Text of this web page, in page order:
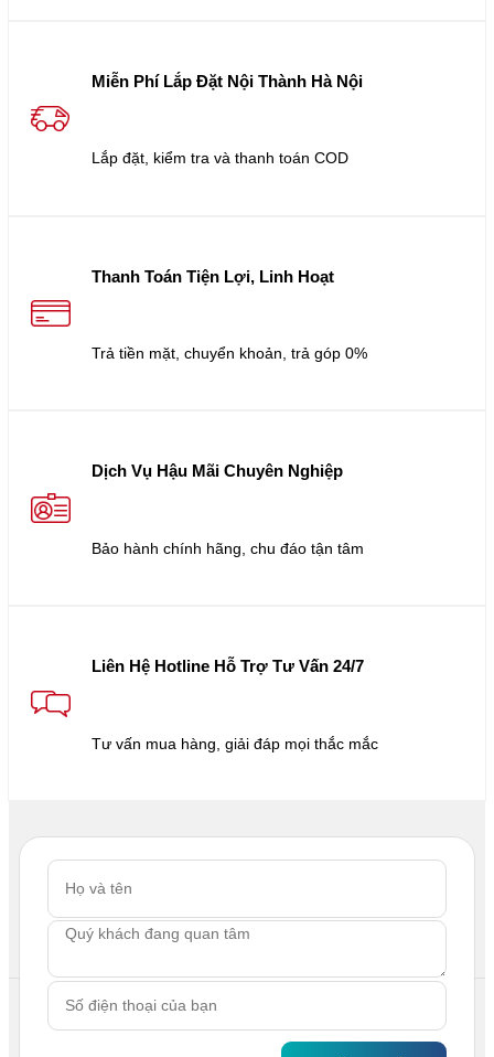
Miễn Phí Lắp Đặt Nội Thành Hà Nội
Lắp đặt, kiểm tra và thanh toán COD
Thanh Toán Tiện Lợi, Linh Hoạt
Trả tiền mặt, chuyển khoản, trả góp 0%
Dịch Vụ Hậu Mãi Chuyên Nghiệp
Bảo hành chính hãng, chu đáo tận tâm
Liên Hệ Hotline Hỗ Trợ Tư Vấn 24/7
Tư vấn mua hàng, giải đáp mọi thắc mắc